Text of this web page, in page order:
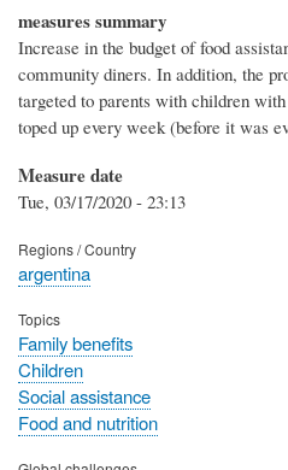
measures summary
Increase in the budget of food
community diners. In addition, the
targeted to parents with children
toped up every week (before it was
Measure date
Tue, 03/17/2020 - 23:13
Regions / Country
argentina
Topics
Family benefits
Children
Social assistance
Food and nutrition